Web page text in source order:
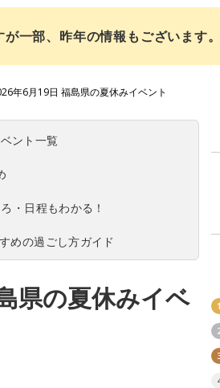
一部、昨年の情報もございます
年6月19日 福島県の夏休みイベント
ント一覧
・日程もわかる！
めの過ごし方ガイド
県の夏休みイベ
1